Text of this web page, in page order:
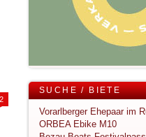
2
SUCHE / BIETE
ORBEA Ebike M10